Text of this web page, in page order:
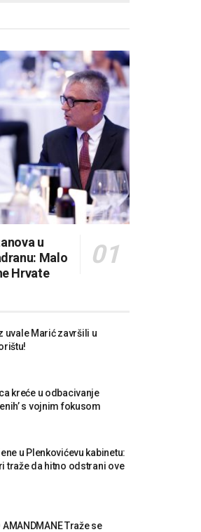
u
Malo
Hrvate
uvale Marić završili u
kreće u odbacivanje
s vojnim fokusom
u Plenkovićevu kabinetu:
traže da hitno odstrani ove
AMANDMANE Traže se